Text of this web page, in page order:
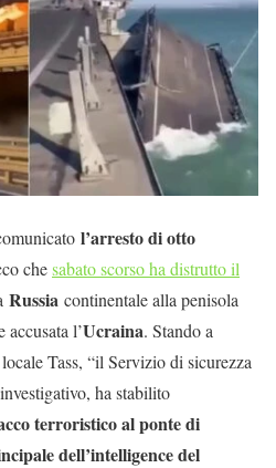
l’arresto di otto
chesabato scorso ha distrutto il
Russia continentale alla penisola
accusata l’Ucraina. Stando a
Tass, “il Servizio di sicurezza
ha stabilito
terroristico al ponte di
dell’intelligence del